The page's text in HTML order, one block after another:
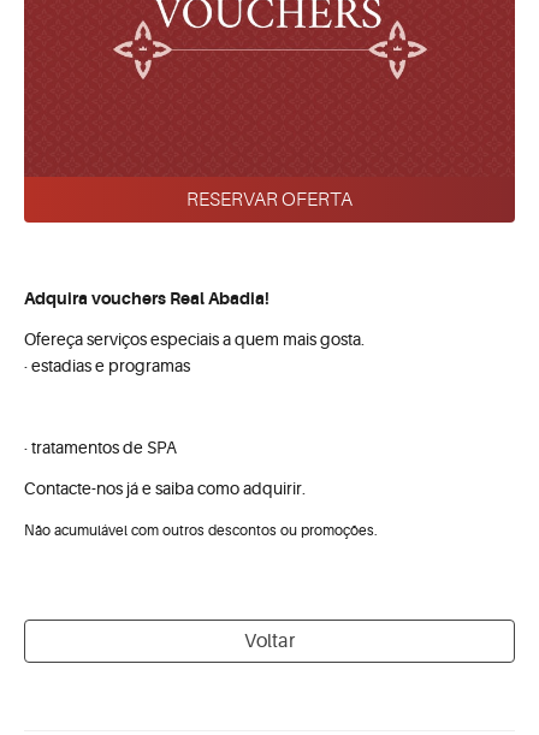
RESERVAR OFERTA
Adquira vouchers Real Abadia!
Ofereça serviços especiais a quem mais gosta.
· estadias e programas
· tratamentos de SPA
Contacte-nos já e saiba como adquirir.
Não acumulável com outros descontos ou promoções.
Voltar